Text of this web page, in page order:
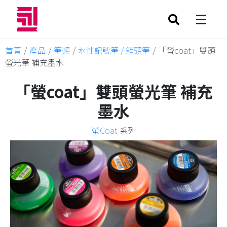
首頁 / 產品 / 筆類 / 水性記號筆 / 箱頭筆 /
「螢coat」雙頭
螢光筆 補充墨水
「螢coat」雙頭螢光筆 補充
墨水
螢Coat系列